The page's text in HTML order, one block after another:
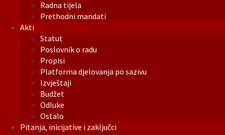
Radna tijela
Prethodni mandati
Akti
Statut
Poslovnik o radu
Propisi
Platforma djelovanja po sazivu
Izvještaji
Budžet
Odluke
Ostalo
Pitanja, inicijative i zaključci